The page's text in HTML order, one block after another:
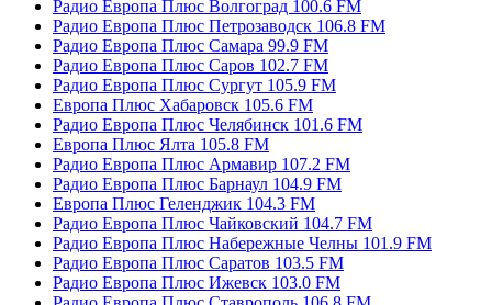
Радио Европа Плюс Волгоград 100.6 FM
Радио Европа Плюс Петрозаводск 106.8 FM
Радио Европа Плюс Самара 99.9 FM
Радио Европа Плюс Саров 102.7 FM
Радио Европа Плюс Сургут 105.9 FM
Европа Плюс Хабаровск 105.6 FM
Радио Европа Плюс Челябинск 101.6 FM
Европа Плюс Ялта 105.8 FM
Радио Европа Плюс Армавир 107.2 FM
Радио Европа Плюс Барнаул 104.9 FM
Европа Плюс Геленджик 104.3 FM
Радио Европа Плюс Чайковский 104.7 FM
Радио Европа Плюс Набережные Челны 101.9 FM
Радио Европа Плюс Саратов 103.5 FM
Радио Европа Плюс Ижевск 103.0 FM